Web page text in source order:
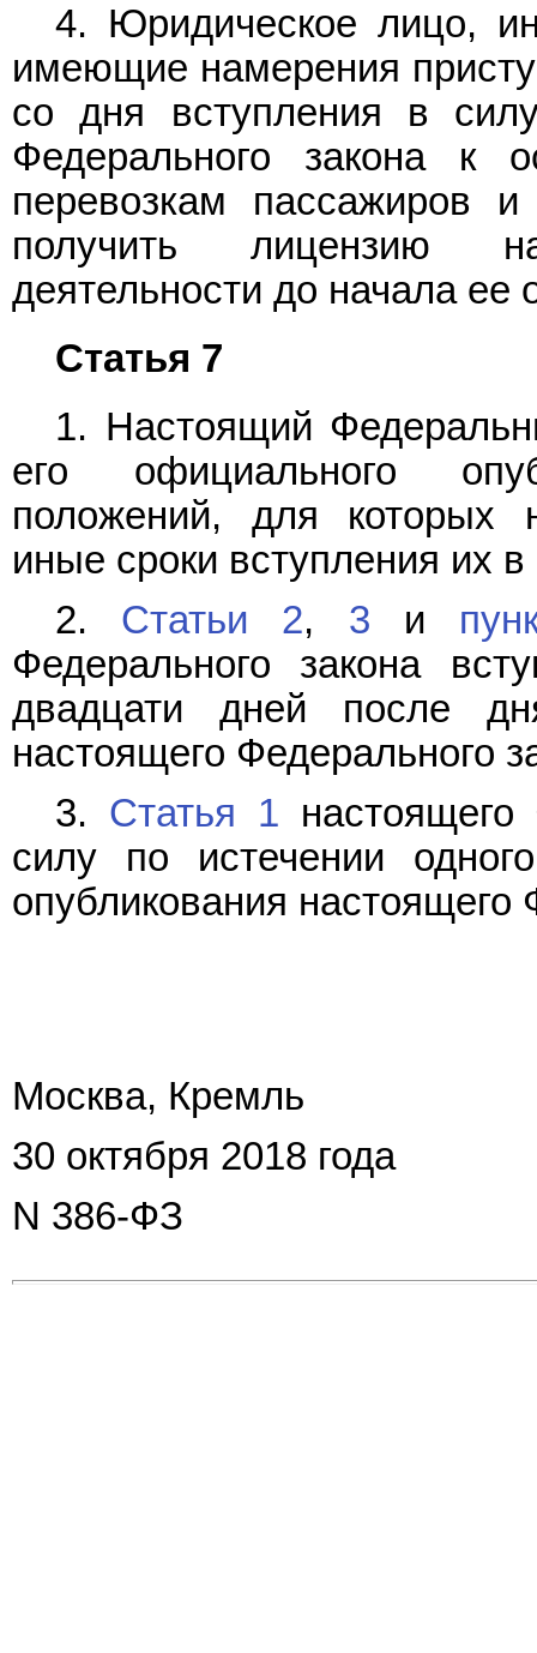
4. Юридическое лицо,
имеющие намерения
со дня вступления в
Федерального закона к
перевозкам пассажиров
получить лицензию
деятельности до начала ее
Статья 7
1. Настоящий
его официального
положений, для которых
иные сроки вступления их в
2. Статьи 2, 3 и
Федерального закона
двадцати дней после
настоящего Федерального
3. Статья 1 настоящего
силу по истечении
опубликования настоящего
Москва, Кремль
30 октября 2018 года
N 386-ФЗ